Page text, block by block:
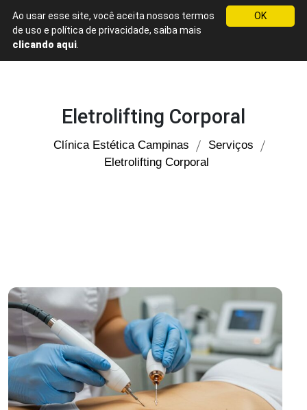
Clínica
Estética
em
Menu
Eletrolifting Corporal
Clínica Estética Campinas
Serviços
Eletrolifting Corporal
OK
Ao usar esse site, você aceita nossos termos
de uso e política de privacidade, saiba mais
clicando aqui